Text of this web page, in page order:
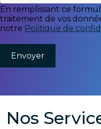
En remplissant ce
traitement de vos
notre Politique de
Nos